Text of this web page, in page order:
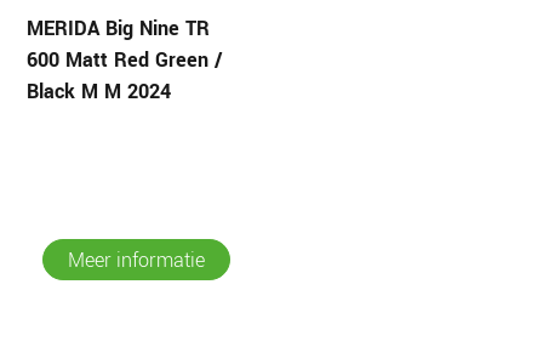
MERIDA Big Nine TR
600 Matt Red Green /
Black M M 2024
Meer informatie